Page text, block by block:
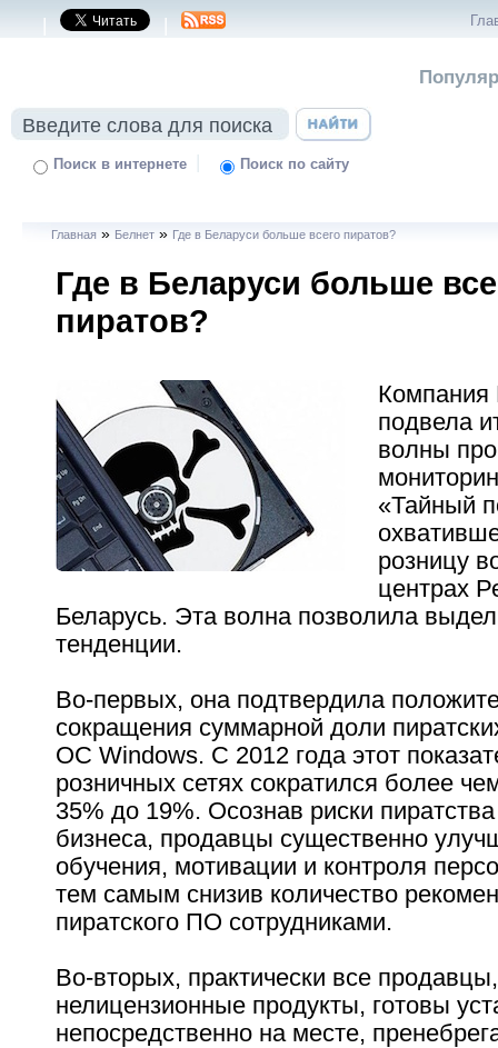
| |
Поиск в интернете | Поиск по сайту
Главная » Белнет » Где в Беларуси больше всего пиратов?
Где в Беларуси больше
пиратов?
Компания
подвела
волны
«Тайный
розницу
центрах
Беларусь. Эта волна позволила
тенденции.
Во-первых, она подтвердила
сокращения суммарной доли
ОС Windows. С 2012 года этот
розничных сетях сократился более
35% до 19%. Осознав риски
бизнеса, продавцы существенно
обучения, мотивации и контроля
тем самым снизив количество
пиратского ПО сотрудниками.
Во-вторых, практически все
нелицензионные продукты, готовы
непосредственно на месте,